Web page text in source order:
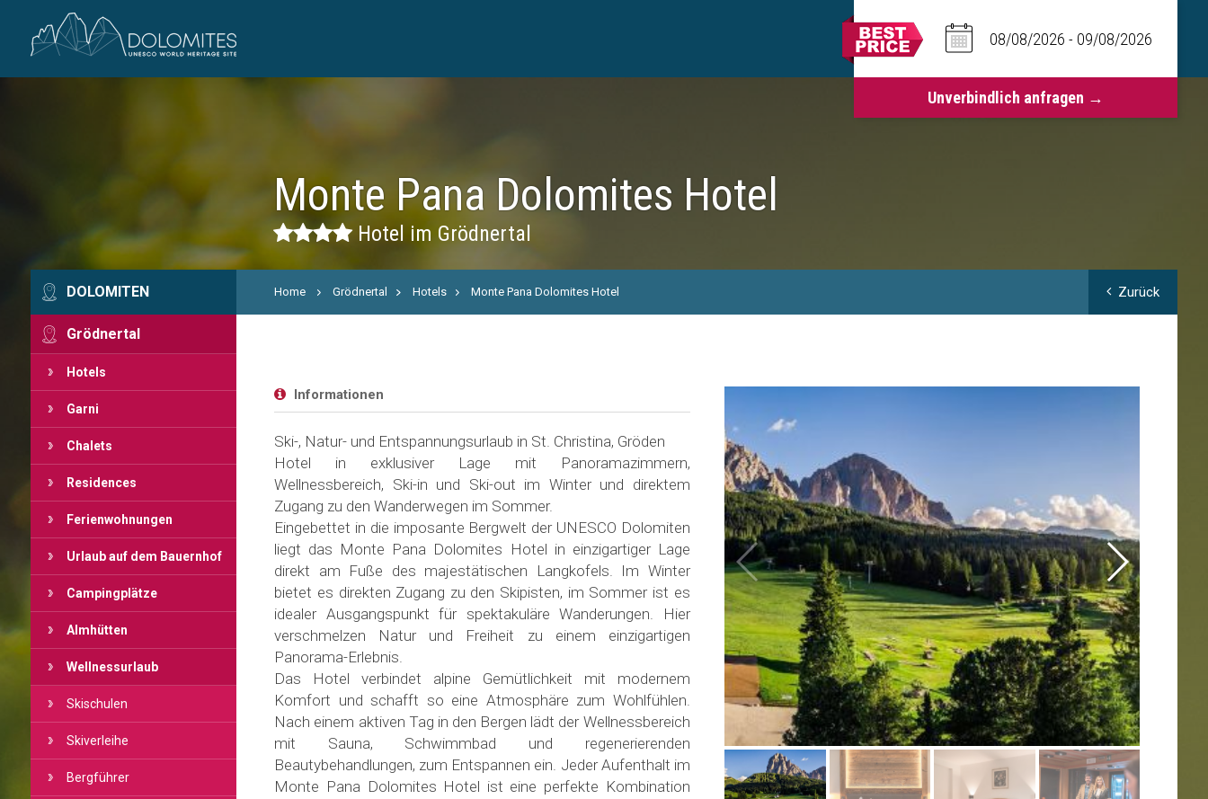
Monte Pana Dolomites Hotel
Hotel im Grödnertal
DOLOMITEN
Grödnertal
Hotels
Garni
Chalets
Residences
Ferienwohnungen
Urlaub auf dem Bauernhof
Campingplätze
Almhütten
Wellnessurlaub
Skischulen
Skiverleihe
Bergführer
Home Grödnertal Hotels Monte Pana Dolomites Hotel Zurück
Informationen
Ski-, Natur- und Entspannungsurlaub in St. Christina, Gröden
Hotel in exklusiver Lage mit Panoramazimmern,
Wellnessbereich, Ski-in und Ski-out im Winter und direktem
Zugang zu den Wanderwegen im Sommer.
Eingebettet in die imposante Bergwelt der UNESCO Dolomiten
liegt das Monte Pana Dolomites Hotel in einzigartiger Lage
direkt am Fuße des majestätischen Langkofels. Im Winter
bietet es direkten Zugang zu den Skipisten, im Sommer ist es
idealer Ausgangspunkt für spektakuläre Wanderungen. Hier
verschmelzen Natur und Freiheit zu einem einzigartigen
Panorama-Erlebnis.
Das Hotel verbindet alpine Gemütlichkeit mit modernem
Komfort und schafft so eine Atmosphäre zum Wohlfühlen.
Nach einem aktiven Tag in den Bergen lädt der Wellnessbereich
mit Sauna, Schwimmbad und regenerierenden
Beautybehandlungen, zum Entspannen ein. Jeder Aufenthalt im
Monte Pana Dolomites Hotel ist eine perfekte Kombination